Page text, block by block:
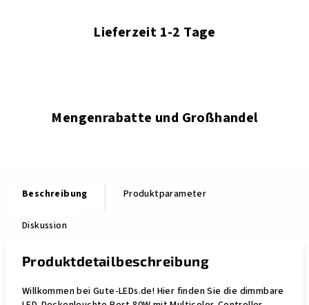
Lieferzeit 1-2 Tage
Mengenrabatte und Großhandel
Beschreibung Produktparameter
Diskussion
Produktdetailbeschreibung
Willkommen bei Gute-LEDs.de! Hier finden Sie die dimmbare